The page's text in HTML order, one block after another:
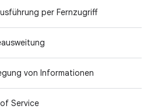
per Fernzugriff
von Informationen
Service